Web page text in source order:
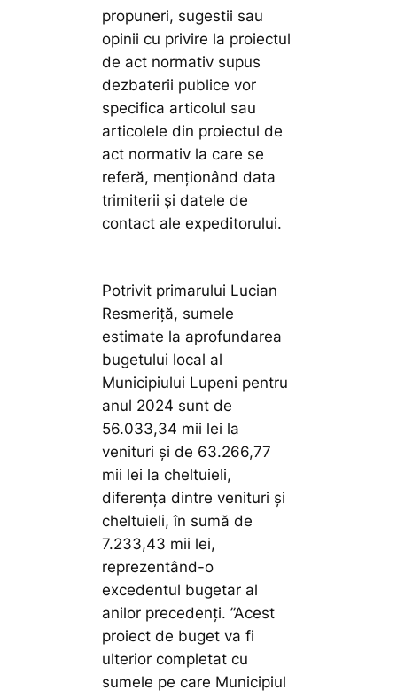
propuneri, sugestii sau
opinii cu privire la proiectul
de act normativ supus
dezbaterii publice vor
specifica articolul sau
articolele din proiectul de
act normativ la care se
referă, menţionând data
trimiterii şi datele de
contact ale expeditorului.
Potrivit primarului Lucian
Resmeriță, sumele
estimate la aprofundarea
bugetului local al
Municipiului Lupeni pentru
anul 2024 sunt de
56.033,34 mii lei la
venituri şi de 63.266,77
mii lei la cheltuieli,
diferența dintre venituri și
cheltuieli, în sumă de
7.233,43 mii lei,
reprezentând-o
excedentul bugetar al
anilor precedenți.”Acest
proiect de buget va fi
ulterior completat cu
sumele pe care Municipiul